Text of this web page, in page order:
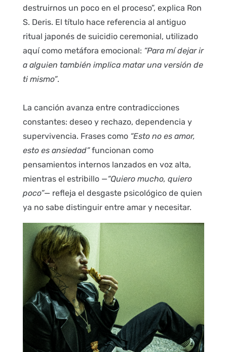
destruirnos un poco en el proceso”, explica Ron
S. Deris. El título hace referencia al antiguo
ritual japonés de suicidio ceremonial, utilizado
aquí como metáfora emocional: “Para mí dejar ir
a alguien también implica matar una versión de
ti mismo”.
La canción avanza entre contradicciones
constantes: deseo y rechazo, dependencia y
supervivencia. Frases como “Esto no es amor,
esto es ansiedad”funcionan como
pensamientos internos lanzados en voz alta,
mientras el estribillo —“Quiero mucho, quiero
poco”— refleja el desgaste psicológico de quien
ya no sabe distinguir entre amar y necesitar.